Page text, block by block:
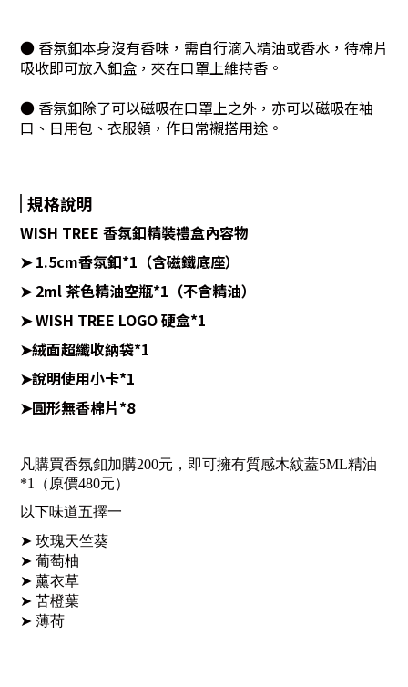
● 香氛釦本身沒有香味，需自行滴入精油或香水，待棉片
吸收即可放入釦盒，夾在口罩上維持香。
● 香氛釦除了可以磁吸在口罩上之外，亦可以磁吸在袖
口、日用包、衣服領，作日常襯搭用途。
規格說明
WISH TREE 香氛釦精裝禮盒內容物
➤ 1.5cm香氛釦*1（含磁鐵底座）
➤ 2ml 茶色精油空瓶*1（不含精油）
➤ WISH TREE LOGO 硬盒*1
➤絨面超纖收納袋*1
➤說明使用小卡*1
➤圓形無香棉片*8
凡購買香氛釦加購200元， 即可擁有質感木紋蓋5ML精油
*1（原價480元）
以下味道五擇一
➤ 玫瑰天竺葵
➤ 葡萄柚
➤ 薰衣草
➤ 苦橙葉
➤ 薄荷